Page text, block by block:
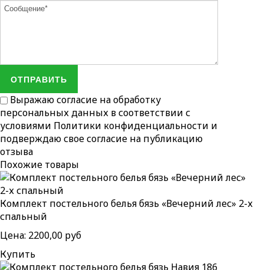
ОТПРАВИТЬ
Выражаю согласие на обработку
персональных данных в соответствии с
условиями Политики конфиденциальности и
подверждаю свое согласие на публикацию
отзыва
Похожие товары
Комплект постельного белья бязь «Вечерний лес» 2-х
спальный
Цена: 2200,00 руб
Купить